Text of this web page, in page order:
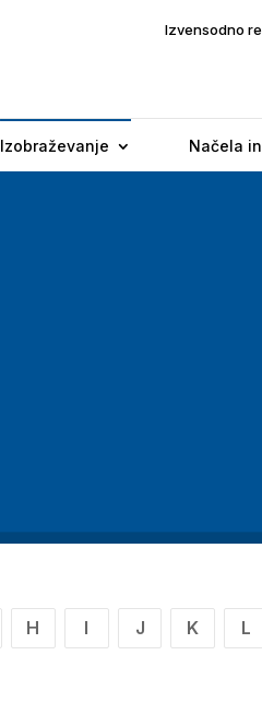
Izvensodno
Izobraževanje Načela
H I J K L